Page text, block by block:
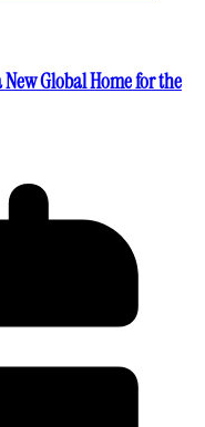
Global Home for the